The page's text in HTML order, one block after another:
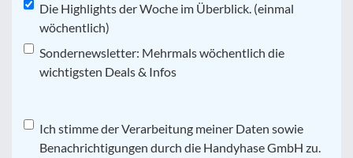
Die Highlights der Woche im Überblick. (einmal
wöchentlich)
Sondernewsletter: Mehrmals wöchentlich die
wichtigsten Deals & Infos
Datenschutz*
Ich stimme der Verarbeitung meiner Daten sowie
Benachrichtigungen durch die Handyhase GmbH zu.